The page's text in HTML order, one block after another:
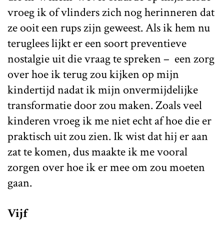
vroeg ik of vlinders zich nog herinneren dat
ze ooit een rups zijn geweest. Als ik hem nu
teruglees lijkt er een soort preventieve
nostalgie uit die vraag te spreken – een zorg
over hoe ik terug zou kijken op mijn
kindertijd nadat ik mijn onvermijdelijke
transformatie door zou maken. Zoals veel
kinderen vroeg ik me niet echt af hoe die er
praktisch uit zou zien. Ik wist dat hij er aan
zat te komen, dus maakte ik me vooral
zorgen over hoe ik er mee om zou moeten
gaan.
Vijf